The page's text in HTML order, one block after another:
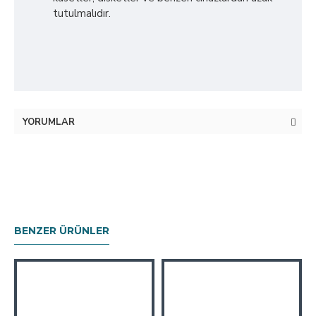
tutulmalıdır.
YORUMLAR
BENZER ÜRÜNLER